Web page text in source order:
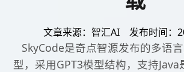
文章来源：智汇AI 发布时间：
SkyCode是奇点智源发布的多语
型，采用GPT3模型结构，支持Java